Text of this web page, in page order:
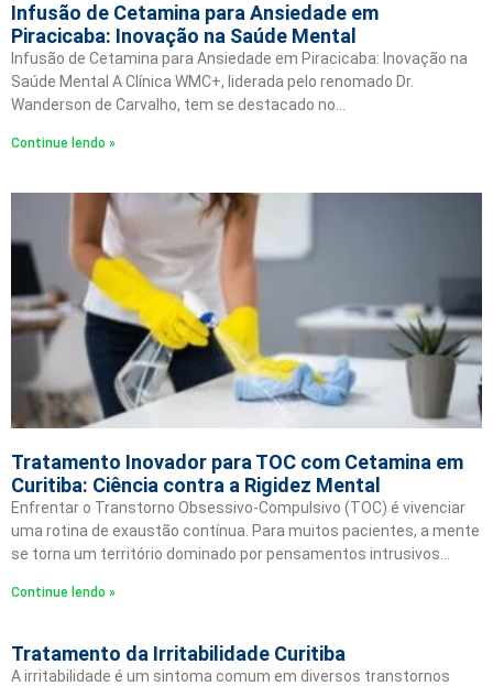
Infusão de Cetamina para Ansiedade em
Piracicaba: Inovação na Saúde Mental
Infusão de Cetamina para Ansiedade em Piracicaba: Inovação na
Saúde Mental A Clínica WMC+, liderada pelo renomado Dr.
Wanderson de Carvalho, tem se destacado no…
Continue lendo »
Tratamento Inovador para TOC com Cetamina em
Curitiba: Ciência contra a Rigidez Mental
Enfrentar o Transtorno Obsessivo-Compulsivo (TOC) é vivenciar
uma rotina de exaustão contínua. Para muitos pacientes, a mente
se torna um território dominado por pensamentos intrusivos…
Continue lendo »
Tratamento da Irritabilidade Curitiba
A irritabilidade é um sintoma comum em diversos transtornos